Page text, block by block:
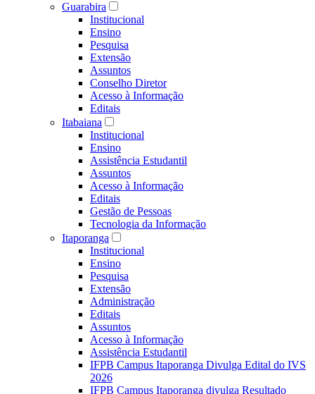
Guarabira
Institucional
Ensino
Pesquisa
Extensão
Assuntos
Conselho Diretor
Acesso à Informação
Editais
Itabaiana
Institucional
Ensino
Assistência Estudantil
Assuntos
Acesso à Informação
Editais
Gestão de Pessoas
Tecnologia da Informação
Itaporanga
Institucional
Ensino
Pesquisa
Extensão
Administração
Editais
Assuntos
Acesso à Informação
Assistência Estudantil
IFPB Campus Itaporanga Divulga Edital do IVS
2026
IFPB Campus Itaporanga divulga Resultado